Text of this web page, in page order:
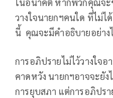
ในอนาคต หากพวกคุณจะ
วางใจนายกฯคนใด ที่ไม่
นี้ คุณจะมีคำอธิบายอย่าง
การอภิปรายไม่ไว้วางใจ
คาดหวัง นายกฯอาจจะยัง
การยุบสภา แต่การอภิปรา